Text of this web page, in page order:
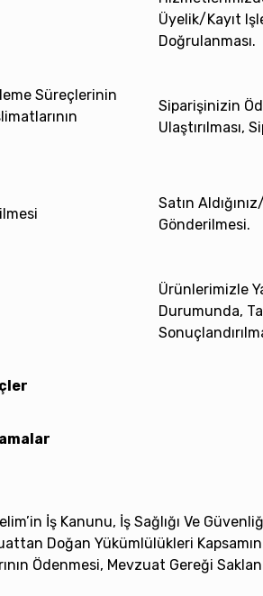
Üyelik/kayıt
Doğrulanması.
Süreçlerinin
Siparişinizin
Ulaştırılması,
Satın
Gönderilmesi.
Ürünlerimizle
Durumunda,
İş Kanunu, İş Sağlığı Ve
Doğan Yükümlülükleri
Ödenmesi, Mevzuat Gereği